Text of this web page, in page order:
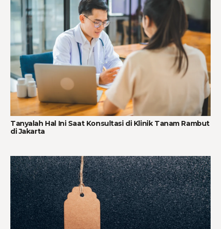
Tanyalah Hal Ini Saat Konsultasi di Klinik Tanam Rambut
di Jakarta